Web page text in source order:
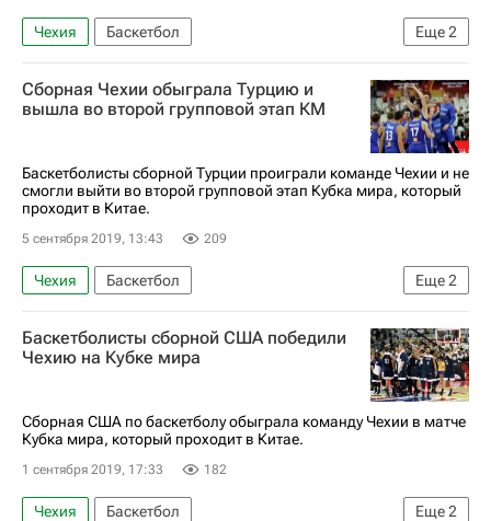
Еще2
Чехия
Баскетбол
Кубок мира по баскетболу
Греция
Сборная Чехии обыграла Турцию и
вышла во второй групповой этап КМ
Баскетболисты сборной Турции проиграли команде Чехии и не
смогли выйти во второй групповой этап Кубка мира, который
проходит в Китае.
5 сентября 2019, 13:43 209
Еще2
Чехия
Баскетбол
Кубок мира по баскетболу
Турция
Баскетболисты сборной США победили
Чехию на Кубке мира
Сборная США по баскетболу обыграла команду Чехии в матче
Кубка мира, который проходит в Китае.
1 сентября 2019, 17:33 182
Еще2
Чехия
Баскетбол